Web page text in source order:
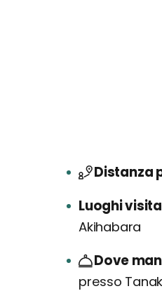
Distanza
Luoghi
Akihabara
Dove
presso